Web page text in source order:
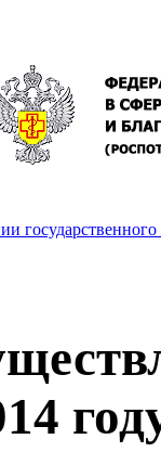
государственного